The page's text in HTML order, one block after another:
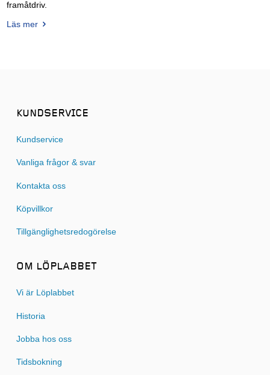
framåtdriv.
Läs mer
KUNDSERVICE
Kundservice
Vanliga frågor & svar
Kontakta oss
Köpvillkor
Tillgänglighetsredogörelse
OM LÖPLABBET
Vi är Löplabbet
Historia
Jobba hos oss
Tidsbokning